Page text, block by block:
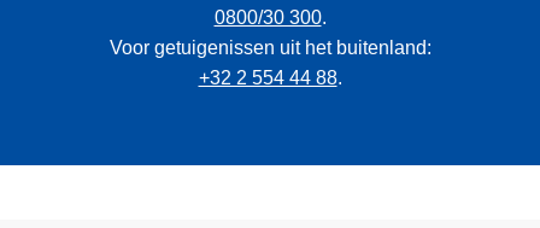
0800/30 300.
Voor getuigenissen uit het buitenland:
+32 2 554 44 88.